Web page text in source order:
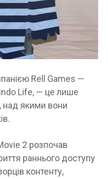
Rell Games —
Life, — це лише
над якими вони
2 розпочав
раннього доступу
контенту,